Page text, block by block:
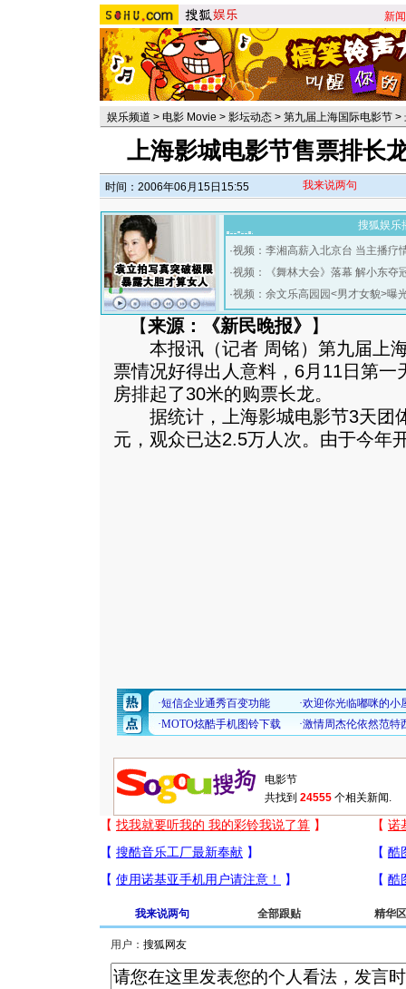
新闻
娱乐频道 > 电影 Movie > 影坛动态 > 第九届上海国际电影节 >
上海影城电影节售票排长
时间：2006年06月15日15:55 我来说两句
搜狐娱乐
·视频：李湘高薪入北京台 当主播疗
·视频：《舞林大会》落幕 解小东夺
·视频：余文乐高园园<男才女貌>曝
【来源：《新民晚报》 】
本报讯（记者 周铭）第九届上海
票情况好得出人意料，6月11日第一
房排起了30米的购票长龙。
据统计，上海影城电影节3天团
元，观众已达2.5万人次。 由于今年
共找到 24555 个相关新闻.
我来说两句 全部跟贴 精华区
用户：